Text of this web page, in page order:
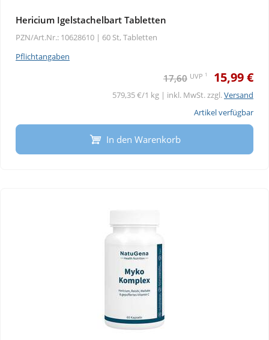
Hericium Igelstachelbart Tabletten
PZN/Art.Nr.: 10628610 | 60 St, Tabletten
Pflichtangaben
17,60 UVP 1 15,99 €
579,35 €/1 kg | inkl. MwSt. zzgl.Versand
Artikel verfügbar
In den Warenkorb